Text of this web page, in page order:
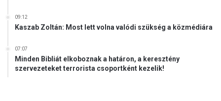
09:12
Kaszab Zoltán: Most lett volna valódi szükség a közmédiára
07:07
Minden Bibliát elkoboznak a határon, a keresztény
szervezeteket terrorista csoportként kezelik!